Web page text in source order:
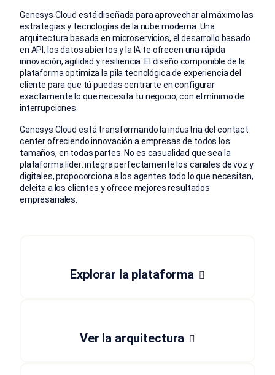
Genesys Cloud está diseñada para aprovechar al máximo las
estrategias y tecnologías de la nube moderna. Una
arquitectura basada en microservicios, el desarrollo basado
en API, los datos abiertos y la IA te ofrecen una rápida
innovación, agilidad y resiliencia. El diseño componible de la
plataforma optimiza la pila tecnológica de experiencia del
cliente para que tú puedas centrarte en configurar
exactamente lo que necesita tu negocio, con el mínimo de
interrupciones.
Genesys Cloud está transformando la industria del contact
center ofreciendo innovación a empresas de todos los
tamaños, en todas partes. No es casualidad que sea la
plataforma líder: integra perfectamente los canales de voz y
digitales, propocorciona a los agentes todo lo que necesitan,
deleita a los clientes y ofrece mejores resultados
empresariales.
Explorar la plataforma
Ver la arquitectura